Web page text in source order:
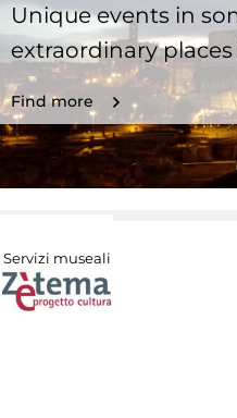
Unique events in
extraordinary
Find more
Servizi museali